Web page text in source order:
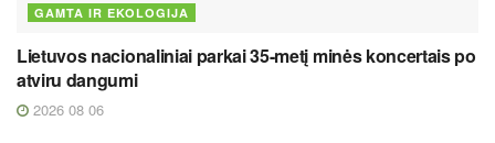
GAMTA IR EKOLOGIJA
Lietuvos nacionaliniai parkai 35-metį minės koncertais po
atviru dangumi
2026 08 06